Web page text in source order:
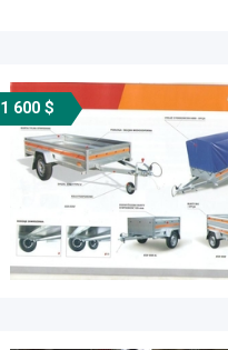
1 600 $